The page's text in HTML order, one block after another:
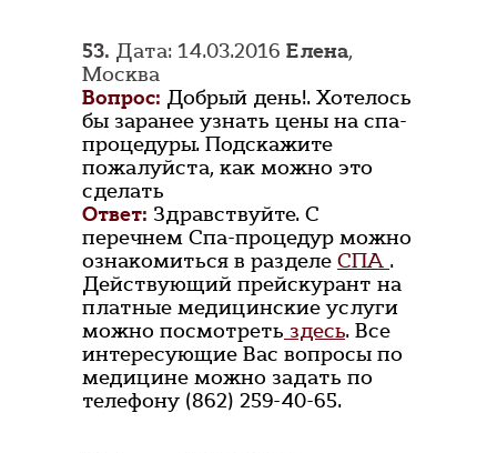
53. Дата: 14.03.2016 Елена,
Москва
Вопрос: Добрый день!. Хотелось
бы заранее узнать цены на спа-
процедуры. Подскажите
пожалуйста, как можно это
сделать
Ответ: Здравствуйте. С
перечнем Спа-процедур можно
ознакомиться в разделе СПА .
Действующий прейскурант на
платные медицинские услуги
можно посмотреть здесь. Все
интересующие Вас вопросы по
медицине можно задать по
телефону (862) 259-40-65.